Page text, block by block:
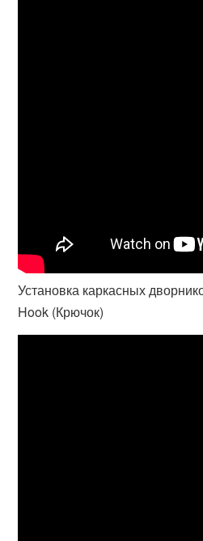
Установка каркасных
Hook (Крючок)